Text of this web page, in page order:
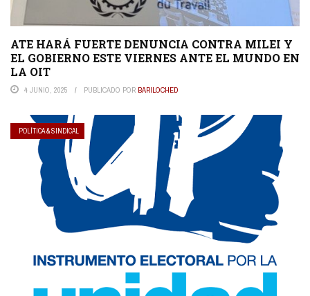
ATE HARÁ FUERTE DENUNCIA CONTRA MILEI Y
EL GOBIERNO ESTE VIERNES ANTE EL MUNDO EN
LA OIT
4 JUNIO, 2025 PUBLICADO POR BARILOCHED
POLÍTICA & SINDICAL